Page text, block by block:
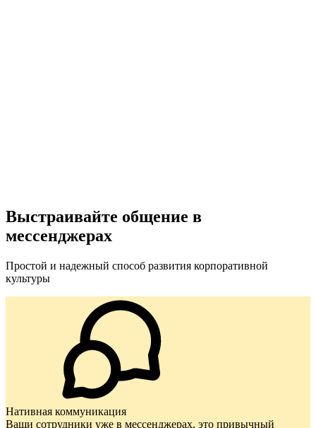
Выстраивайте общение в
мессенджерах
Простой и надежный способ развития корпоративной
культуры
Нативная коммуникация
Ваши сотрудники уже в мессенджерах, это привычный